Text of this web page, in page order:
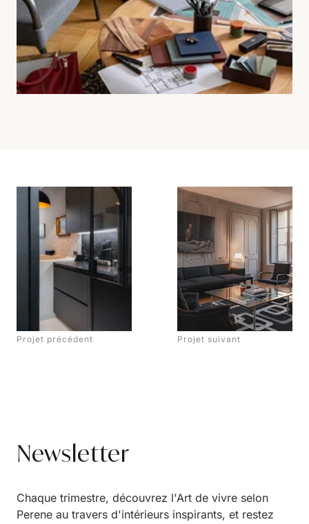
Projet précédent Projet suivant
Newsletter
Chaque trimestre, découvrez l'Art de vivre selon
Perene au travers d'intérieurs inspirants, et restez